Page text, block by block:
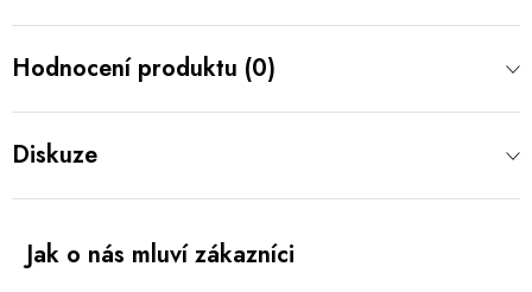
Hodnocení produktu (0)
Diskuze